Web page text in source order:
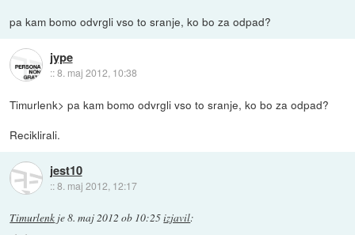
pa kam bomo odvrgli vso to sranje, ko bo za odpad?
jype
::8. maj 2012, 10:38
Timurlenk> pa kam bomo odvrgli vso to sranje, ko bo za odpad?
Reciklirali.
jest10
::8. maj 2012, 12:17
Timurlenk je8. maj 2012 ob 10:25izjavil: